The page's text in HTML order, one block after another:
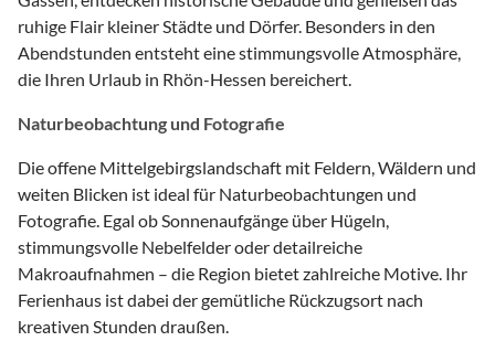
ruhige Flair kleiner Städte und Dörfer. Besonders in den
Abendstunden entsteht eine stimmungsvolle Atmosphäre,
die Ihren Urlaub in Rhön-Hessen bereichert.
Naturbeobachtung und Fotografie
Die offene Mittelgebirgslandschaft mit Feldern, Wäldern und
weiten Blicken ist ideal für Naturbeobachtungen und
Fotografie. Egal ob Sonnenaufgänge über Hügeln,
stimmungsvolle Nebelfelder oder detailreiche
Makroaufnahmen – die Region bietet zahlreiche Motive. Ihr
Ferienhaus ist dabei der gemütliche Rückzugsort nach
kreativen Stunden draußen.